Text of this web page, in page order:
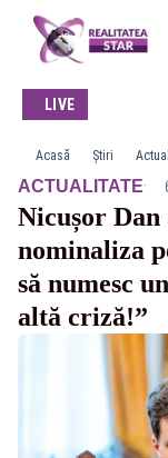
LIVE
Acasă Știri
ACTUALITATE·
Nicușor Dan
nominaliza
să numesc
altă criză!”